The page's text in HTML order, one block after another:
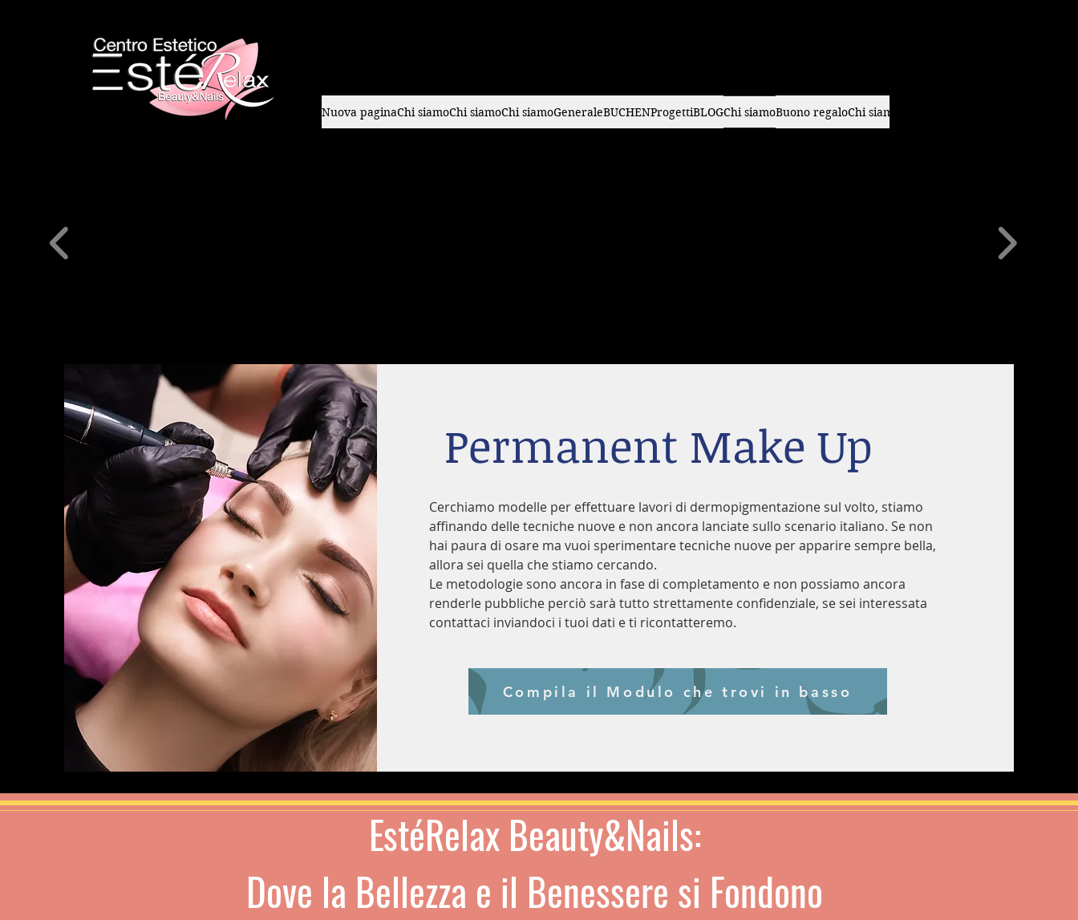
Nuova paginaChi siamoChi siamoChi siamoGeneraleBUCHENProgettiBLOGChi siamoBuono regaloChi siamo
Permanent Make Up
Cerchiamo modelle per effettuare lavori di dermopigmentazione sul volto, stiamo
affinando delle tecniche nuove e non ancora lanciate sullo scenario italiano. Se non
hai paura di osare ma vuoi sperimentare tecniche nuove per apparire sempre bella,
allora sei quella che stiamo cercando.
Le metodologie sono ancora in fase di completamento e non possiamo ancora
renderle pubbliche perciò sarà tutto strettamente confidenziale, se sei interessata
contattaci inviandoci i tuoi dati e ti ricontatteremo.
Compila il Modulo che trovi in basso
EstéRelax Beauty&Nails:
Dove la Bellezza e il Benessere si Fondono